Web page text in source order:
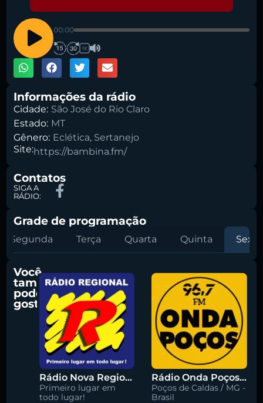
Pesquise aqui a sua rádio favorita:
Buscar rádio
00:00
1X
Informações da rádio
Cidade: São José do Rio Claro
Estado: MT
Gênero: Eclética, Sertanejo
Site:https://bambina.fm/
Contatos
SIGA A
RÁDIO:
Grade de programação
Segunda Terça Quarta Quinta Sexta
Você
também
pode
gostar
Rádio Nova Regional 91.5 FM
Primeiro lugar em
todo lugar!
Rádio Onda Poços 96.7 FM
Poços de Caldas / MG -
Brasil